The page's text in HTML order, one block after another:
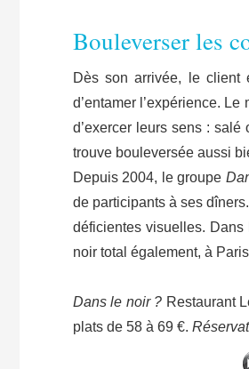
Bouleverser les
Dès son arrivée, le client
d’entamer l’expérience.
d’exercer leurs sens :
trouve bouleversée aussi
Depuis 2004, le groupe
de participants à ses
déficientes visuelles.
noir total également, à
Dans le noir ? Restaurant
plats de 58 à 69 €.